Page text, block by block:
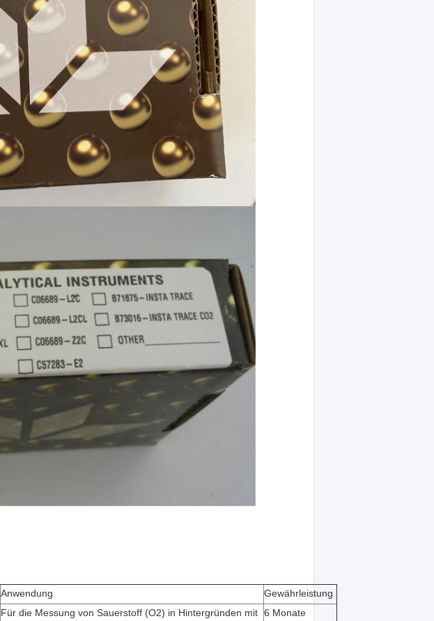
Anwendung
Gewährleistung
Für die Messung von Sauerstoff (O2) in Hintergründen mit 6 Monate